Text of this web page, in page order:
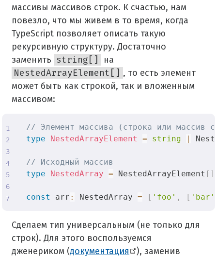
массивы массивов строк. К счастью, нам
повезло, что мы живем в то время, когда
TypeScript позволяет описать такую
рекурсивную структуру. Достаточно
заменить string[]
на
NestedArrayElement[] , то есть элемент
может быть как строкой, так и вложенным
массивом:
// Элемент массива (строка или массив
type
NestedArrayElement = string |
// Исходный массив
type
NestedArray = NestedArrayElement [ ]
const arr : NestedArray = [ 'foo' , [ 'bar'
Сделаем тип универсальным (не только для
строк). Для этого воспользуемся
дженериком (документация
), заменив